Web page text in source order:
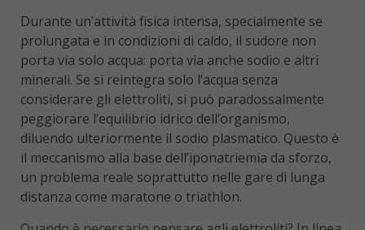
Durante un’attività fisica intensa, specialmente se
prolungata e in condizioni di caldo, il sudore non
porta via solo acqua: porta via anche sodio e altri
minerali. Se si reintegra solo l’acqua senza
considerare gli elettroliti, si può paradossalmente
peggiorare l’equilibrio idrico dell’organismo,
diluendo ulteriormente il sodio plasmatico. Questo è
il meccanismo alla base dell’iponatriemia da sforzo,
un problema reale soprattutto nelle gare di lunga
distanza come maratone o triathlon.